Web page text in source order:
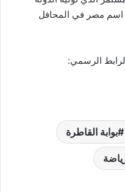
اسم مصر في المحافل
الرسمي:
بوابة القاطرة